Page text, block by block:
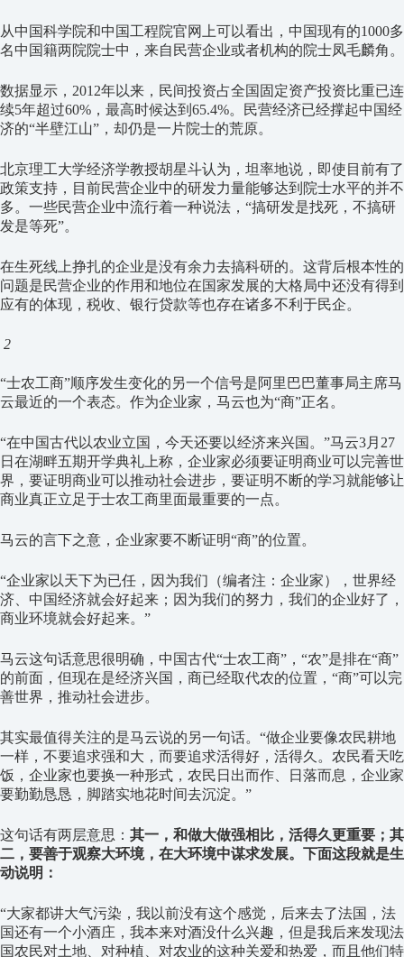
从中国科学院和中国工程院官网上可以看出，中国现有的1000多
名中国籍两院院士中，来自民营企业或者机构的院士凤毛麟角。
数据显示，2012年以来，民间投资占全国固定资产投资比重已连
续5年超过60%，最高时候达到65.4%。民营经济已经撑起中国经
济的“半壁江山”，却仍是一片院士的荒原。
北京理工大学经济学教授胡星斗认为，坦率地说，即使目前有了
政策支持，目前民营企业中的研发力量能够达到院士水平的并不
多。一些民营企业中流行着一种说法，“搞研发是找死，不搞研
发是等死”。
在生死线上挣扎的企业是没有余力去搞科研的。这背后根本性的
问题是民营企业的作用和地位在国家发展的大格局中还没有得到
应有的体现，税收、银行贷款等也存在诸多不利于民企。
2
“士农工商”顺序发生变化的另一个信号是阿里巴巴董事局主席马
云最近的一个表态。作为企业家，马云也为“商”正名。
“在中国古代以农业立国，今天还要以经济来兴国。”马云3月27
日在湖畔五期开学典礼上称，企业家必须要证明商业可以完善世
界，要证明商业可以推动社会进步，要证明不断的学习就能够让
商业真正立足于士农工商里面最重要的一点。
马云的言下之意，企业家要不断证明“商”的位置。
“企业家以天下为已任，因为我们（编者注：企业家），世界经
济、中国经济就会好起来；因为我们的努力，我们的企业好了，
商业环境就会好起来。”
马云这句话意思很明确，中国古代“士农工商”，“农”是排在“商”
的前面，但现在是经济兴国，商已经取代农的位置，“商”可以完
善世界，推动社会进步。
其实最值得关注的是马云说的另一句话。“做企业要像农民耕地
一样，不要追求强和大，而要追求活得好，活得久。农民看天吃
饭，企业家也要换一种形式，农民日出而作、日落而息，企业家
要勤勤恳恳，脚踏实地花时间去沉淀。”
这句话有两层意思： 其一，和做大做强相比，活得久更重要；其
二，要善于观察大环境，在大环境中谋求发展。下面这段就是生
动说明：
“大家都讲大气污染，我以前没有这个感觉，后来去了法国，法
国还有一个小酒庄，我本来对酒没什么兴趣，但是我后来发现法
国农民对土地、对种植、对农业的这种关爱和热爱，而且他们特